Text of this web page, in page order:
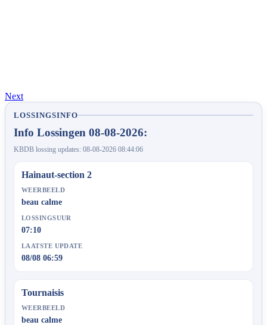
Next
LOSSINGSINFO
Info Lossingen 08-08-2026:
KBDB lossing updates: 08-08-2026 08:44:06
Hainaut-section 2
WEERBEELD
beau calme
LOSSINGSUUR
07:10
LAATSTE UPDATE
08/08 06:59
Tournaisis
WEERBEELD
beau calme